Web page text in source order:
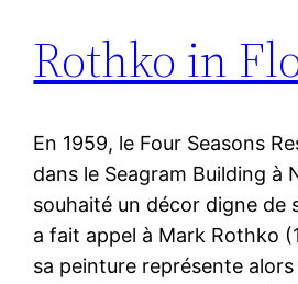
Rothko in
En 1959, le Four Seasons
dans le Seagram Building à
souhaité un décor digne de
a fait appel à Mark Rothko
sa peinture représente